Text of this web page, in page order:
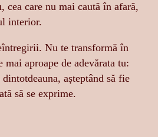
cea care nu mai caută în afară,
interior.
Nu te transformă în
mai aproape de adevărata tu:
așteptând să fie
să se exprime.